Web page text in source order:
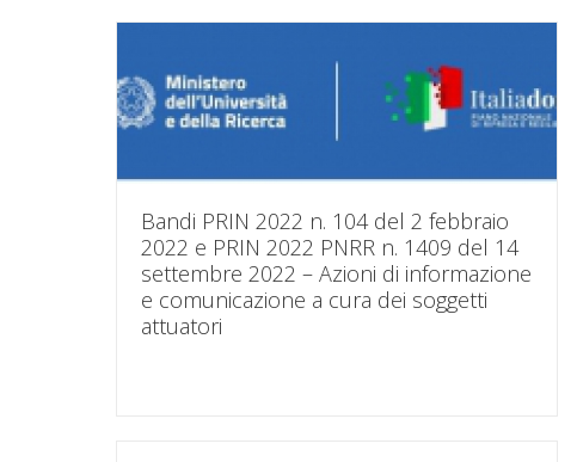
Bandi PRIN 2022 n. 104 del 2 febbraio
2022 e PRIN 2022 PNRR n. 1409 del 14
settembre 2022 – Azioni di informazione
e comunicazione a cura dei soggetti
attuatori